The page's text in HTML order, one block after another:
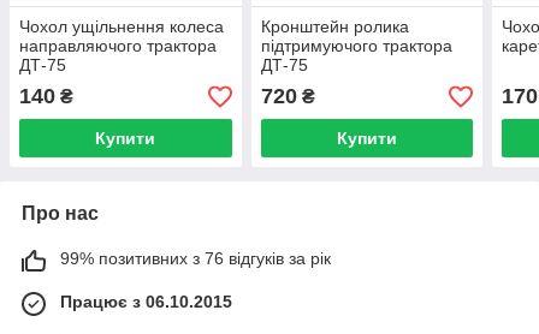
Чохол ущільнення колеса
направляючого трактора
ДТ-75
140 ₴
Купити
Кронштейн ролика
підтримуючого трактора
ДТ-75
720₴
Купити
170
Про нас
99% позитивних з 76 відгуків за рік
Працює з 06.10.2015